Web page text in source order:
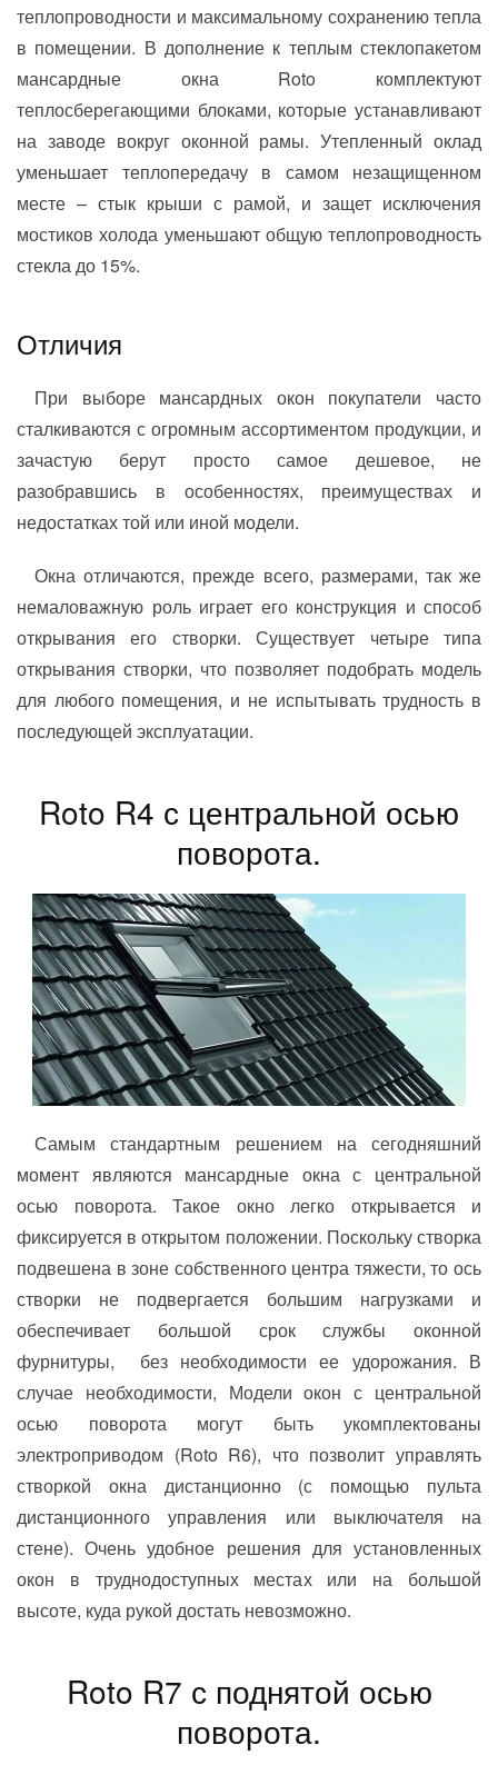
теплопроводности и максимальному сохранению тепла
в помещении. В дополнение к теплым стеклопакетом
мансардные окна Roto комплектуют
теплосберегающими блоками, которые устанавливают
на заводе вокруг оконной рамы. Утепленный оклад
уменьшает теплопередачу в самом незащищенном
месте – стык крыши с рамой, и защет исключения
мостиков холода уменьшают общую теплопроводность
стекла до 15%.
Отличия
При выборе мансардных окон покупатели часто
сталкиваются с огромным ассортиментом продукции, и
зачастую берут просто самое дешевое, не
разобравшись в особенностях, преимуществах и
недостатках той или иной модели.
Окна отличаются, прежде всего, размерами, так же
немаловажную роль играет его конструкция и способ
открывания его створки. Существует четыре типа
открывания створки, что позволяет подобрать модель
для любого помещения, и не испытывать трудность в
последующей эксплуатации.
Roto R4 с центральной осью
поворота.
Самым стандартным решением на сегодняшний
момент являются мансардные окна с центральной
осью поворота. Такое окно легко открывается и
фиксируется в открытом положении. Поскольку створка
подвешена в зоне собственного центра тяжести, то ось
створки не подвергается большим нагрузками и
обеспечивает большой срок службы оконной
фурнитуры, без необходимости ее удорожания. В
случае необходимости, Модели окон с центральной
осью поворота могут быть укомплектованы
электроприводом (Roto R6), что позволит управлять
створкой окна дистанционно (с помощью пульта
дистанционного управления или выключателя на
стене). Очень удобное решения для установленных
окон в труднодоступных местах или на большой
высоте, куда рукой достать невозможно.
Roto R7 с поднятой осью
поворота.